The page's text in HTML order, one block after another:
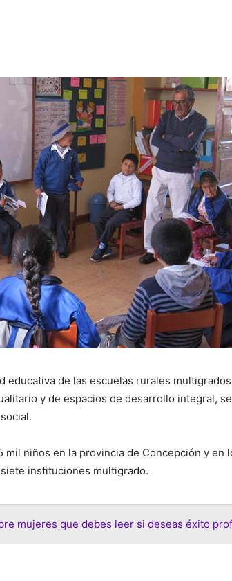
educativa de las escuelas rurales
y de espacios de desarrollo integral,
mil niños en la provincia de Concepción y en
instituciones multigrado.
mujeres que debes leer si deseas éxito